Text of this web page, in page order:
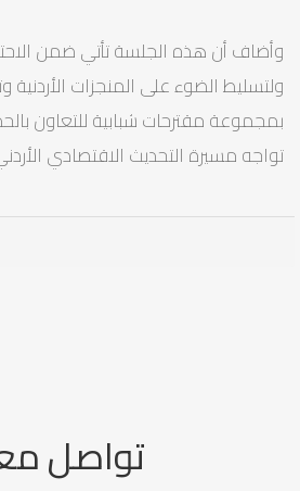
وأضاف أن هذه الجلسة تأتي ضمن
ولتسليط الضوء على المنجزات الأردنية
بمجموعة مقترحات شبابية للتعاون
تواجه مسيرة التحديث الاقتصادي الأردني.
تواصل